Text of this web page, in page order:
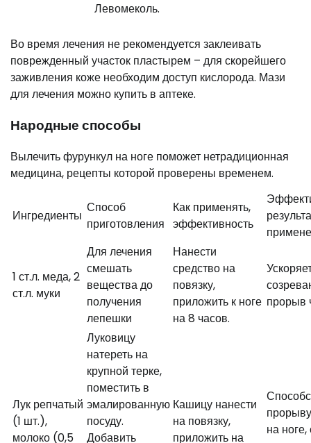
Левомеколь.
Во время лечения не рекомендуется заклеивать
поврежденный участок пластырем – для скорейшего
заживления коже необходим доступ кислорода. Мази
для лечения можно купить в аптеке.
Народные способы
Вылечить фурункул на ноге поможет нетрадиционная
медицина, рецепты которой проверены временем.
Ингредиенты
Способ
приготовления
Как применять,
эффективность
1 ст.л. меда, 2
ст.л. муки
Для лечения
смешать
вещества до
получения
лепешки
Нанести
средство на
повязку,
приложить к ноге
на 8 часов.
прорыв
Лук репчатый
(1 шт.),
молоко (0,5
Луковицу
натереть на
крупной терке,
поместить в
эмалированную
посуду.
Добавить
Кашицу нанести
на повязку,
приложить на
на